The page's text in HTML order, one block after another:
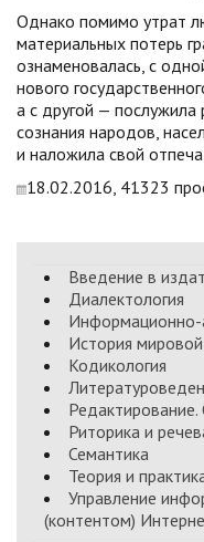
Однако помимо утрат
материальных потерь
ознаменовалась, с
нового
а с другой — послужила
сознания народов,
и наложила свой
18.02.2016, 41323
Введение в
Диалектология
Информационно-
История
Кодикология
Риторика и
Семантика
Теория и
Управление
(контентом)